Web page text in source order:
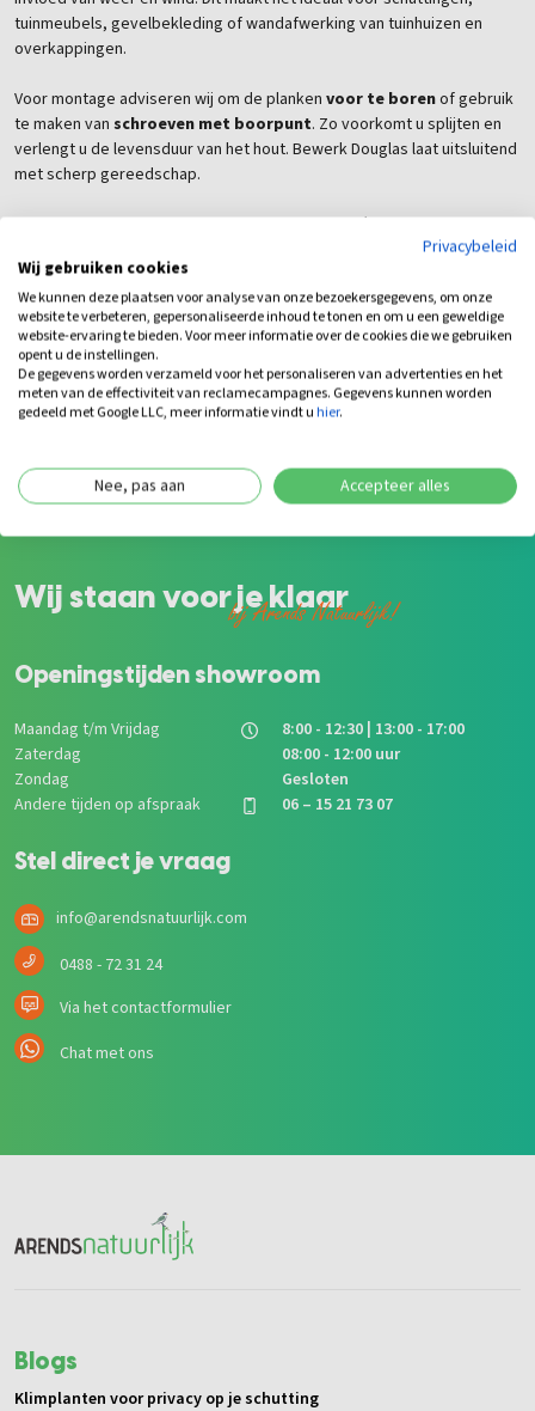
tuinmeubels, gevelbekleding of wandafwerking van tuinhuizen en
overkappingen.
Voor montage adviseren wij om de planken voor te borenof gebruik
te maken van schroeven met boorpunt. Zo voorkomt u splijten en
verlengt u de levensduur van het hout. Bewerk Douglas laat uitsluitend
met scherp gereedschap.
Om de originele kleur van het hout te behouden én de levensduur te
te behandelen met
onzebuitenbeits. Deze beits kunt u eenvoudig
mee bestellen.
Bij Arendsnatuurlijk in Kesteren koopt u niet alleen hout, maar ook
betrouwbaarheid, kennis en service. Bestel uw geschaafde
Douglas planken online of bezoek onze showroom voor persoonlijk
advies. Alles voor een duurzame en stijlvolle tuin, gewoon in de
Wij staan voor je klaar
bij Arends Natuurlijk!
Openingstijden showroom
Maandag t/m Vrijdag
8:00 - 12:30 | 13:00 - 17:00
Zaterdag
08:00 - 12:00 uur
Zondag
Gesloten
Andere tijden op afspraak
06 – 15 21 73 07
Stel direct je vraag
info@arendsnatuurlijk.com
0488 - 72 31 24
Via het contactformulier
Chat met ons
Blogs
Klimplanten voor privacy op je schutting
Privacybeleid
Wij gebruiken cookies
We kunnen deze plaatsen voor analyse van onze bezoekersgegevens, om onze
website te verbeteren, gepersonaliseerde inhoud te tonen en om u een geweldige
website-ervaring te bieden. Voor meer informatie over de cookies die we gebruiken
opent u de instellingen.
De gegevens worden verzameld voor het personaliseren van advertenties en het
meten van de effectiviteit van reclamecampagnes. Gegevens kunnen worden
gedeeld met Google LLC, meer informatie vindt uhier.
Nee, pas aan Accepteer alles